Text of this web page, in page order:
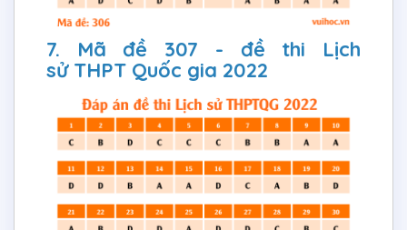
7. Mã đề 307 - đề thi Lịch
sử THPT Quốc gia 2022